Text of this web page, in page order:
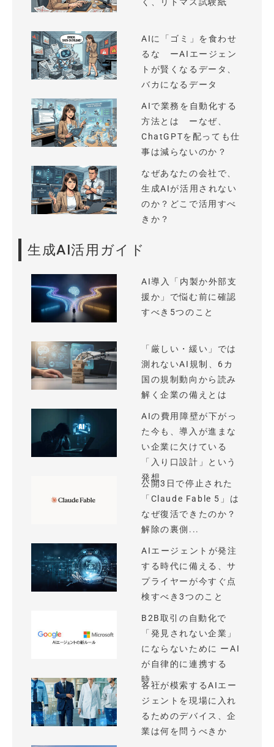
く、リトマス試験紙
AIに「ゴミ」を食わせ
るな ーAIエージェン
トが賢くなるデータ、
バカになるデータ
AIで業務を自動化する
方法とは ーなぜ、
ChatGPTを配っても仕
事は減らないのか？
なぜあなたの会社で、
生成AIが活用されない
のか？どこで活用すべ
きか？
生成AI活用ガイド
AI導入「内製か外部支
援か」で悩む前に確認
すべき5つのこと
「厳しい・緩い」では
測れないAI規制、6カ
国の規制動向から読み
解く企業の備えとは
AIの費用障壁が下がっ
た今も、導入が進まな
い企業に欠けている
「入り口設計」という
発想
公開3日で停止された
「Claude Fable 5」は
なぜ復活できたのか？
解除の裏側...
AIエージェントが発注
する時代に備える、サ
プライヤーが今すぐ点
検すべき3つのこと
B2B取引の自動化で
「発見されない企業」
にならないために ーAI
が自律的に連携する
時...
各社が模索するAIエー
ジェントを現場に入れ
るためのデバイス、企
業は何を問うべきか